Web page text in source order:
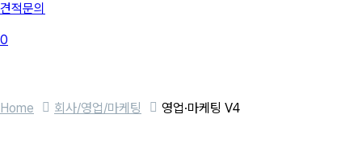
견적문의
0
Home 회사/영업/마케팅 영업·마케팅 V4